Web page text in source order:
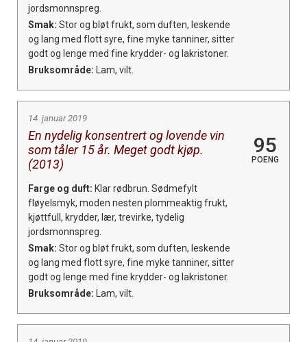
jordsmonnspreg.
Smak: Stor og bløt frukt, som duften, leskende
og lang med flott syre, fine myke tanniner, sitter
godt og lenge med fine krydder- og lakristoner.
Bruksområde: Lam, vilt.
14. januar 2019
En nydelig konsentrert og lovende vin
som tåler 15 år. Meget godt kjøp.
(2013)
95
POENG
Farge og duft: Klar rødbrun. Sødmefylt
fløyelsmyk, moden nesten plommeaktig frukt,
kjøttfull, krydder, lær, trevirke, tydelig
jordsmonnspreg.
Smak: Stor og bløt frukt, som duften, leskende
og lang med flott syre, fine myke tanniner, sitter
godt og lenge med fine krydder- og lakristoner.
Bruksområde: Lam, vilt.